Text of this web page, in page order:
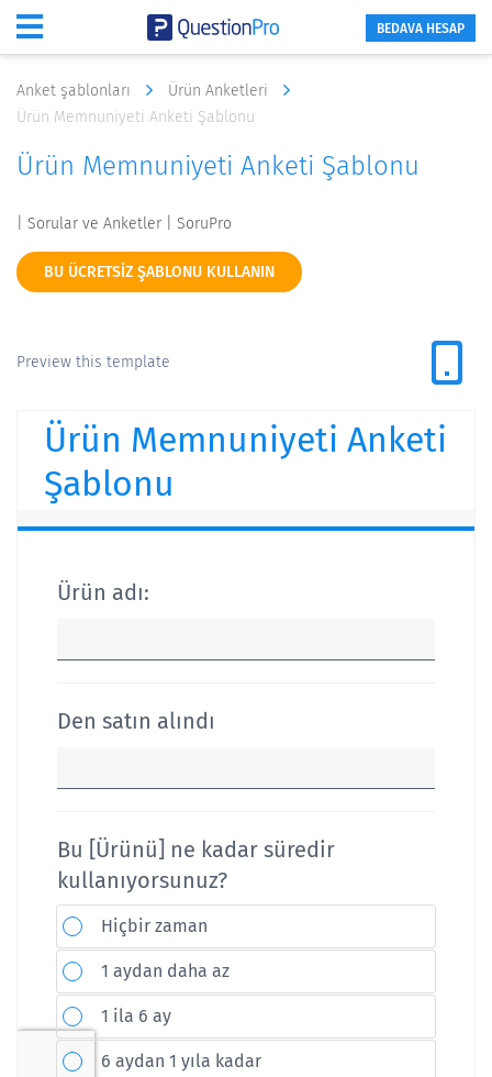
BEDAVA HESAP
Anket şablonları
Ürün Anketleri
Ürün Memnuniyeti Anketi Şablonu
Ürün Memnuniyeti Anketi Şablonu
| Sorular ve Anketler | SoruPro
BU ÜCRETSIZ ŞABLONU KULLANIN
Preview this template